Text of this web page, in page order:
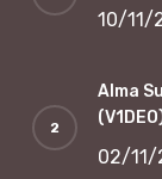
10/11/
Alma
02/